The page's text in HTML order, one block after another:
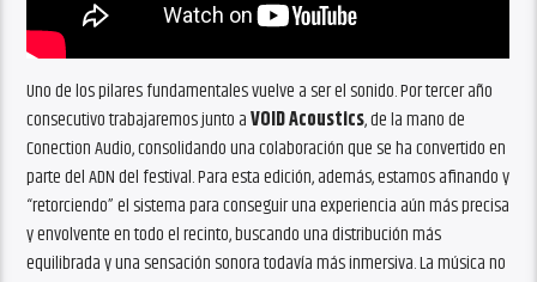
Uno de los pilares fundamentales vuelve a ser el sonido. Por tercer año
consecutivo trabajaremos junto aVOID Acoustics, de la mano de
Conection Audio, consolidando una colaboración que se ha convertido en
parte del ADN del festival. Para esta edición, además, estamos afinando y
“retorciendo” el sistema para conseguir una experiencia aún más precisa
y envolvente en todo el recinto, buscando una distribución más
equilibrada y una sensación sonora todavía más inmersiva. La música no